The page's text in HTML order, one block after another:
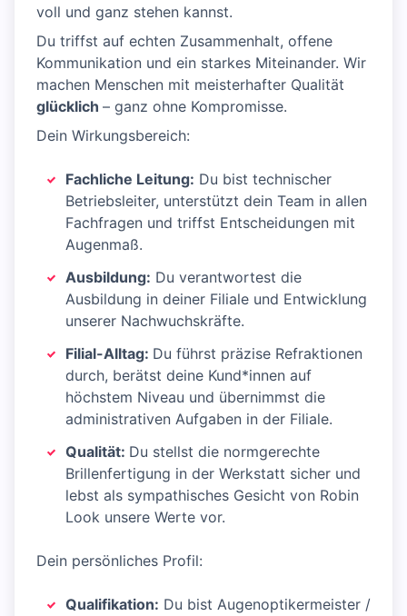
voll und ganz stehen kannst.
Du triffst auf echten Zusammenhalt, offene
Kommunikation und ein starkes Miteinander. Wir
machen Menschen mit meisterhafter Qualität
glücklich – ganz ohne Kompromisse.
Dein Wirkungsbereich:
Fachliche Leitung: Du bist technischer
Betriebsleiter, unterstützt dein Team in allen
Fachfragen und triffst Entscheidungen mit
Augenmaß.
Ausbildung: Du verantwortest die
Ausbildung in deiner Filiale und Entwicklung
unserer Nachwuchskräfte.
Filial-Alltag: Du führst präzise Refraktionen
durch, berätst deine Kund*innen auf
höchstem Niveau und übernimmst die
administrativen Aufgaben in der Filiale.
Qualität: Du stellst die normgerechte
Brillenfertigung in der Werkstatt sicher und
lebst als sympathisches Gesicht von Robin
Look unsere Werte vor.
Dein persönliches Profil:
Qualifikation: Du bist Augenoptikermeister /